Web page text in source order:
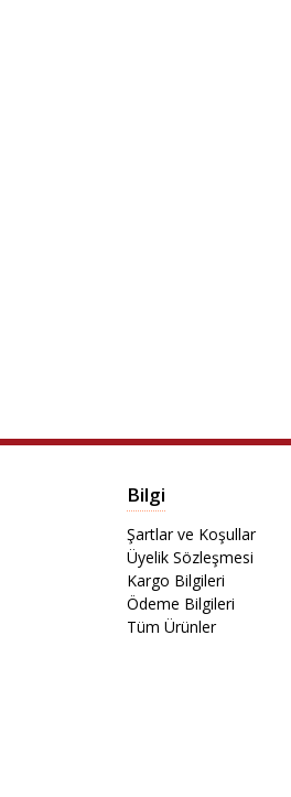
Bilgi
Şartlar ve Koşullar
Üyelik Sözleşmesi
Kargo Bilgileri
Ödeme Bilgileri
Tüm Ürünler